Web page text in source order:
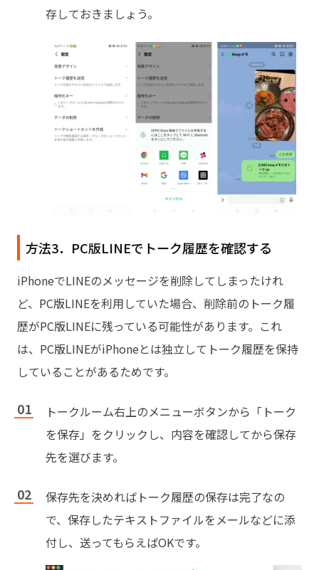
存しておきましょう。
方法3．PC版LINEでトーク履歴を確認する
iPhoneでLINEのメッセージを削除してしまったけれ
ど、PC版LINEを利用していた場合、削除前のトーク履
歴がPC版LINEに残っている可能性があります。これ
は、PC版LINEがiPhoneとは独立してトーク履歴を保持
していることがあるためです。
トークルーム右上のメニューボタンから「トーク
を保存」をクリックし、内容を確認してから保存
先を選びます。
保存先を決めればトーク履歴の保存は完了なの
で、保存したテキストファイルをメールなどに添
付し、送ってもらえばOKです。